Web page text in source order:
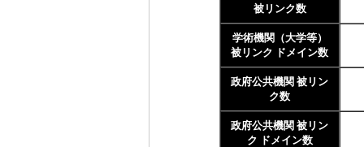
被リンク数
学術機関（大学等）
被リンク ドメイン数
政府公共機関 被リン
ク数
政府公共機関 被リン
ク ドメイン数